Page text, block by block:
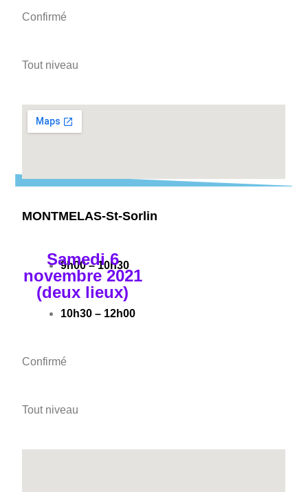
Confirmé
Tout niveau
Samedi 6
novembre 2021
(deux lieux)
MONTMELAS-St-Sorlin
9h00 – 10h30
10h30 – 12h00
Confirmé
Tout niveau